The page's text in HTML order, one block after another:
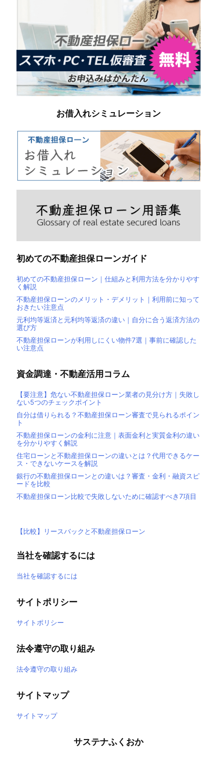
お借入れシミュレーション
初めての不動産担保ローンガイド
初めての不動産担保ローン｜仕組みと利用方法を分かりやす
く解説
不動産担保ローンのメリット・デメリット｜利用前に知って
おきたい注意点
元利均等返済と元利均等返済の違い｜自分に合う返済方法の
選び方
不動産担保ローンが利用しにくい物件7選｜事前に確認した
い注意点
資金調達・不動産活用コラム
【要注意】危ない不動産担保ローン業者の見分け方｜失敗し
ない5つのチェックポイント
自分は借りられる？不動産担保ローン審査で見られるポイン
ト
不動産担保ローンの金利に注意｜表面金利と実質金利の違い
を分かりやすく解説
住宅ローンと不動産担保ローンの違いとは？代用できるケー
ス・できないケースを解説
銀行の不動産担保ローンとの違いは？審査・金利・融資スピ
ードを比較
不動産担保ローン比較で失敗しないために確認すべき7項目
【比較】リースバックと不動産担保ローン
当社を確認するには
当社を確認するには
サイトポリシー
サイトポリシー
法令遵守の取り組み
法令遵守の取り組み
サイトマップ
サイトマップ
サステナふくおか